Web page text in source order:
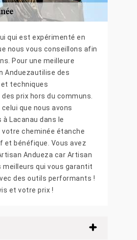
qui est expérimenté en
nous vous conseillons afin
Pour une meilleure
Anduezautilise des
techniques
prix hors du communs.
que nous avons
Lacanau dans le
votre cheminée étanche
bénéfique. Vous avez
Andueza car Artisan
meilleurs qui vous garantit
des outils performants !
et votre prix !